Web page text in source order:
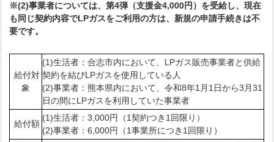
※(2)事業者については、第4弾（支援金4,000円）を受給し、現在
も同じ契約内容でLPガスをご利用の方は、新規の申請手続きは不
要です。
給付対
象
(1)生活者：合志市内において、LPガス販売事業者と供給
契約を結びLPガスを使用している人
(2)事業者：熊本県内において、令和8年1月1日から3月31
日の間にLPガスを利用していた事業者
給付額
(1)生活者：3,000円（1契約つき1回限り）
(2)事業者：6,000円（1事業所につき1回限り）